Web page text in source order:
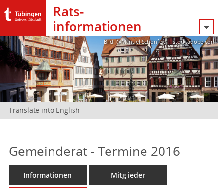
Rats­
informationen
Bild: @Manuel Schönfeld – stock.adobe.com
Translate into English
Gemeinderat - Termine 2016
Informationen Mitglieder